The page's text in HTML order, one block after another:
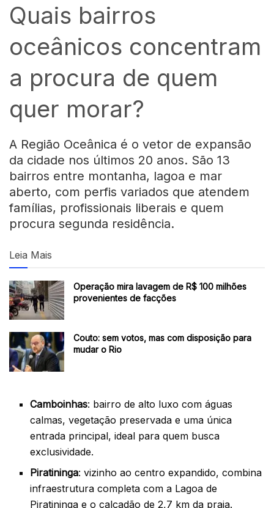
Quais bairros
oceânicos concentram
a procura de quem
quer morar?
A Região Oceânica é o vetor de expansão
da cidade nos últimos 20 anos. São 13
bairros entre montanha, lagoa e mar
aberto, com perfis variados que atendem
famílias, profissionais liberais e quem
procura segunda residência.
Leia Mais
Operação mira lavagem de R$ 100 milhões
provenientes de facções
Couto: sem votos, mas com disposição para
mudar o Rio
Camboinhas: bairro de alto luxo com águas
calmas, vegetação preservada e uma única
entrada principal, ideal para quem busca
exclusividade.
Piratininga: vizinho ao centro expandido, combina
infraestrutura completa com a Lagoa de
Piratininga e o calçadão de 2,7 km da praia.